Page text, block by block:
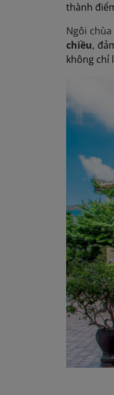
thành
Ngôi
chiều,
không chỉ